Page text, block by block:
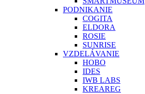
PODNIKANIE
COGITA
ELDORA
ROSIE
SUNRISE
VZDELÁVANIE
HOBO
IDES
IWB LABS
KREAREG